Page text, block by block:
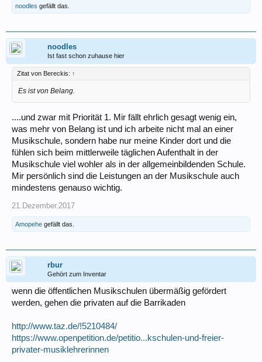
noodles gefällt das.
noodles
Ist fast schon zuhause hier
Zitat von Bereckis: ↑
Es ist von Belang.
....und zwar mit Priorität 1. Mir fällt ehrlich gesagt wenig ein,
was mehr von Belang ist und ich arbeite nicht mal an einer
Musikschule, sondern habe nur meine Kinder dort und die
fühlen sich beim mittlerweile täglichen Aufenthalt in der
Musikschule viel wohler als in der allgemeinbildenden Schule.
Mir persönlich sind die Leistungen an der Musikschule auch
mindestens genauso wichtig.
21.Dezember.2017
Amopehe gefällt das.
rbur
Gehört zum Inventar
wenn die öffentlichen Musikschulen übermäßig gefördert
werden, gehen die privaten auf die Barrikaden
http://www.taz.de/!5210484/
https://www.openpetition.de/petitio...kschulen-und-freier-
privater-musiklehrerinnen